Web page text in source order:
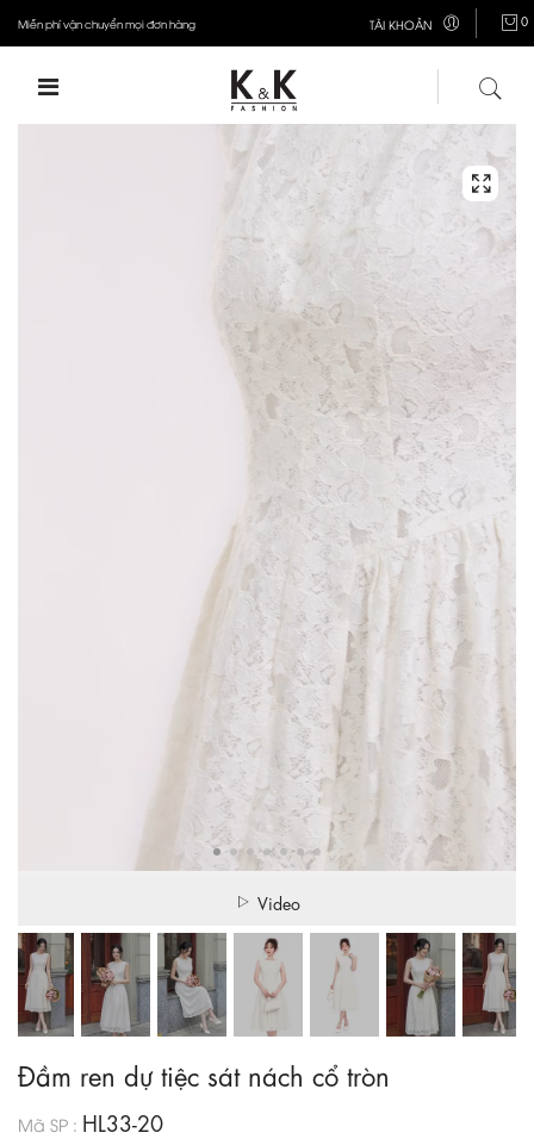
Miễn phí vận chuyển mọi đơn hàng TÀI KHOẢN 0
Video
Đầm ren dự tiệc sát nách cổ tròn
Mã SP : HL33-20